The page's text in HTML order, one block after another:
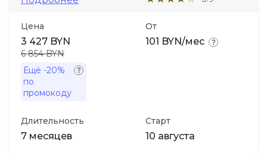
Цена
3 427 BYN
6 854 BYN
Ещё -20%
по
промокоду
От
101 BYN/мес
Длительность
7 месяцев
Старт
10 августа